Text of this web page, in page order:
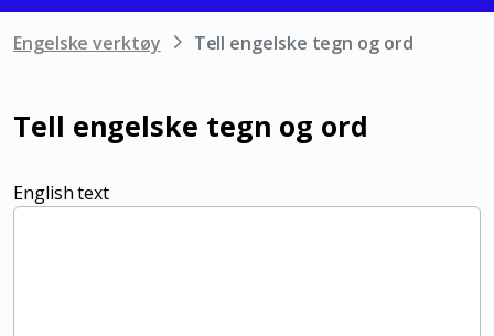
Engelske verktøy Tell engelske tegn og ord
Tell engelske tegn og ord
English text